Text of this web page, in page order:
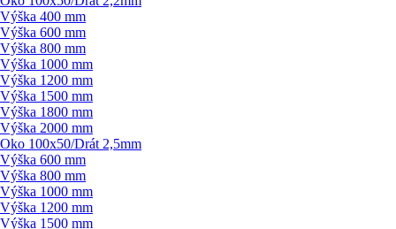
Výška 400 mm
Výška 600 mm
Výška 800 mm
Výška 1000 mm
Výška 1200 mm
Výška 1500 mm
Výška 1800 mm
Výška 2000 mm
Oko 100x50/Drát 2,5mm
Výška 600 mm
Výška 800 mm
Výška 1000 mm
Výška 1200 mm
Výška 1500 mm